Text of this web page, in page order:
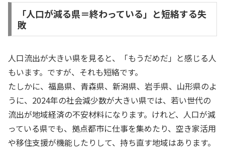
「人口が減る県＝終わっている」と短絡する失
敗
人口流出が大きい県を見ると、「もうだめだ」と感じる人
もいます。ですが、それも短絡です。
たしかに、福島県、青森県、新潟県、岩手県、山形県のよ
うに、2024年の社会減少数が大きい県では、若い世代の
流出が地域経済の不安材料になります。けれど、人口が減
っている県でも、拠点都市に仕事を集めたり、空き家活用
や移住支援が機能したりして、持ち直す地域はあります。